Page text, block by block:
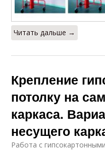
Читать дальше →
Крепление
потолку на
каркаса.
несущего
Работа с